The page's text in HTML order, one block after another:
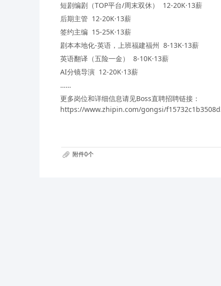
短剧编剧（TOP平台/周末双休） 12-20K·13薪
后期主管 12-20K·13薪
签约主编 15-25K·13薪
剧本本地化-英语，上班福建福州 8-13K·13薪
英语翻译（五险一金） 8-10K·13薪
AI分镜导演 12-20K·13薪
……
更多岗位和详细信息请见Boss直聘招聘链接：
https://www.zhipin.com/gongsi/
附件0个